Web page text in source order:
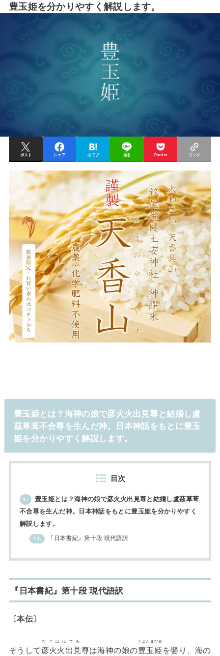
豊玉姫を分かりやすく解説します。
ポスト シェア はてブ 送る Pocket リンク
豊玉姫とは？海神の娘で彦火火出見尊と結婚し盧
茲草葺不合尊を生んだ神。日本神話をもとに豊玉
姫を分かりやすく解説します。
目次
1.
豊玉姫とは？海神の娘で彦火火出見尊と結婚し盧茲草葺
不合尊を生んだ神。日本神話をもとに豊玉姫を分かりやすく
解説します。
1.1. 『日本書紀』第十段 現代語訳
『日本書紀』第十段 現代語訳
〔本伝〕
そうして彦火火出見
ひこほほでみ
尊は海神の娘の豊玉姫
とよたまびめ
を娶り、海の